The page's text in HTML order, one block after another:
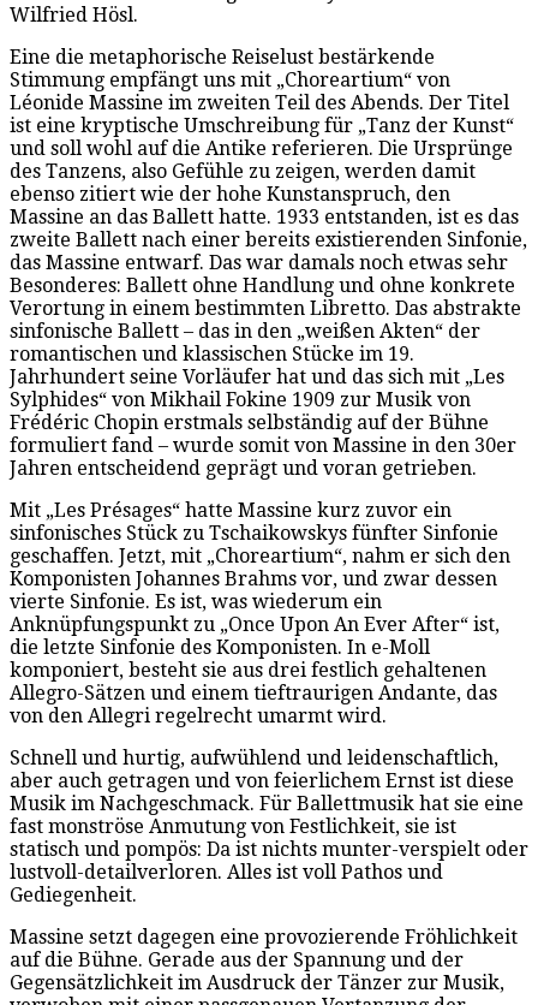
Wilfried Hösl.
Eine die metaphorische Reiselust bestärkende
Stimmung empfängt uns mit „Choreartium“ von
Léonide Massine im zweiten Teil des Abends. Der Titel
ist eine kryptische Umschreibung für „Tanz der Kunst“
und soll wohl auf die Antike referieren. Die Ursprünge
des Tanzens, also Gefühle zu zeigen, werden damit
ebenso zitiert wie der hohe Kunstanspruch, den
Massine an das Ballett hatte. 1933 entstanden, ist es das
zweite Ballett nach einer bereits existierenden Sinfonie,
das Massine entwarf. Das war damals noch etwas sehr
Besonderes: Ballett ohne Handlung und ohne konkrete
Verortung in einem bestimmten Libretto. Das abstrakte
sinfonische Ballett – das in den „weißen Akten“ der
romantischen und klassischen Stücke im 19.
Jahrhundert seine Vorläufer hat und das sich mit „Les
Sylphides“ von Mikhail Fokine 1909 zur Musik von
Frédéric Chopin erstmals selbständig auf der Bühne
formuliert fand – wurde somit von Massine in den 30er
Jahren entscheidend geprägt und voran getrieben.
Mit „Les Présages“ hatte Massine kurz zuvor ein
sinfonisches Stück zu Tschaikowskys fünfter Sinfonie
geschaffen. Jetzt, mit „Choreartium“, nahm er sich den
Komponisten Johannes Brahms vor, und zwar dessen
vierte Sinfonie. Es ist, was wiederum ein
Anknüpfungspunkt zu „Once Upon An Ever After“ ist,
die letzte Sinfonie des Komponisten. In e-Moll
komponiert, besteht sie aus drei festlich gehaltenen
Allegro-Sätzen und einem tieftraurigen Andante, das
von den Allegri regelrecht umarmt wird.
Schnell und hurtig, aufwühlend und leidenschaftlich,
aber auch getragen und von feierlichem Ernst ist diese
Musik im Nachgeschmack. Für Ballettmusik hat sie eine
fast monströse Anmutung von Festlichkeit, sie ist
statisch und pompös: Da ist nichts munter-verspielt oder
lustvoll-detailverloren. Alles ist voll Pathos und
Gediegenheit.
Massine setzt dagegen eine provozierende Fröhlichkeit
auf die Bühne. Gerade aus der Spannung und der
Gegensätzlichkeit im Ausdruck der Tänzer zur Musik,